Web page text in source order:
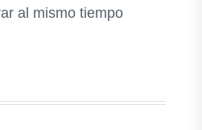
al mismo tiempo